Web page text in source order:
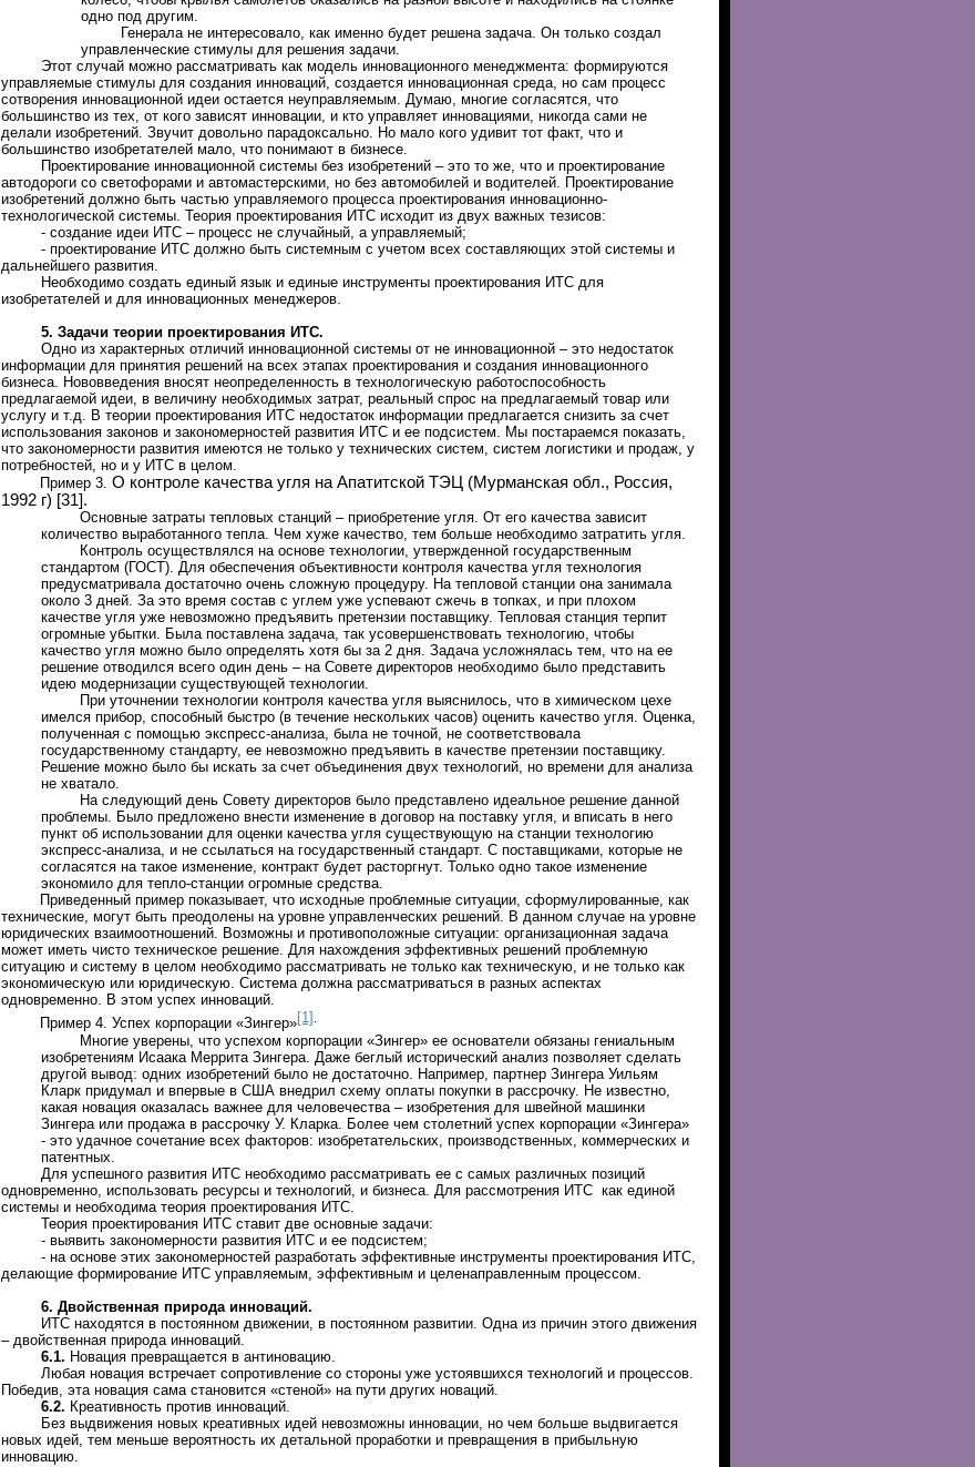
одно под другим.
Генерала не интересовало, как именно будет решена задача. Он только создал
управленческие стимулы для решения задачи.
Этот случай можно рассматривать как модель инновационного менеджмента: формируются
управляемые стимулы для создания инноваций, создается инновационная среда, но сам процесс
сотворения инновационной идеи остается неуправляемым. Думаю, многие согласятся, что
большинство из тех, от кого зависят инновации, и кто управляет инновациями, никогда сами не
делали изобретений. Звучит довольно парадоксально. Но мало кого удивит тот факт, что и
большинство изобретателей мало, что понимают в бизнесе.
Проектирование инновационной системы без изобретений – это то же, что и проектирование
автодороги со светофорами и автомастерскими, но без автомобилей и водителей. Проектирование
изобретений должно быть частью управляемого процесса проектирования инновационно-
технологической системы. Теория проектирования ИТС исходит из двух важных тезисов:
- создание идеи ИТС – процесс не случайный, а управляемый;
- проектирование ИТС должно быть системным с учетом всех составляющих этой системы и
дальнейшего развития.
Необходимо создать единый язык и единые инструменты проектирования ИТС для
изобретателей и для инновационных менеджеров.
5. Задачи теории проектирования ИТС.
Одно из характерных отличий инновационной системы от не инновационной – это недостаток
информации для принятия решений на всех этапах проектирования и создания инновационного
бизнеса. Нововведения вносят неопределенность в технологическую работоспособность
предлагаемой идеи, в величину необходимых затрат, реальный спрос на предлагаемый товар или
услугу и т.д. В теории проектирования ИТС недостаток информации предлагается снизить за счет
использования законов и закономерностей развития ИТС и ее подсистем. Мы постараемся показать,
что закономерности развития имеются не только у технических систем, систем логистики и продаж, у
потребностей, но и у ИТС в целом.
Пример 3.О контроле качества угля на Апатитской ТЭЦ (Мурманская обл., Россия,
1992 г) [31].
Основные затраты тепловых станций – приобретение угля. От его качества зависит
количество выработанного тепла. Чем хуже качество, тем больше необходимо затратить угля.
Контроль осуществлялся на основе технологии, утвержденной государственным
стандартом (ГОСТ). Для обеспечения объективности контроля качества угля технология
предусматривала достаточно очень сложную процедуру. На тепловой станции она занимала
около 3 дней. За это время состав с углем уже успевают сжечь в топках, и при плохом
качестве угля уже невозможно предъявить претензии поставщику. Тепловая станция терпит
огромные убытки. Была поставлена задача, так усовершенствовать технологию, чтобы
качество угля можно было определять хотя бы за 2 дня. Задача усложнялась тем, что на ее
решение отводился всего один день – на Совете директоров необходимо было представить
идею модернизации существующей технологии.
При уточнении технологии контроля качества угля выяснилось, что в химическом цехе
имелся прибор, способный быстро (в течение нескольких часов) оценить качество угля. Оценка,
полученная с помощью экспресс-анализа, была не точной, не соответствовала
государственному стандарту, ее невозможно предъявить в качестве претензии поставщику.
Решение можно было бы искать за счет объединения двух технологий, но времени для анализа
не хватало.
На следующий день Совету директоров было представлено идеальное решение данной
проблемы. Было предложено внести изменение в договор на поставку угля, и вписать в него
пункт об использовании для оценки качества угля существующую на станции технологию
экспресс-анализа, и не ссылаться на государственный стандарт. С поставщиками, которые не
согласятся на такое изменение, контракт будет расторгнут. Только одно такое изменение
экономило для тепло-станции огромные средства.
Приведенный пример показывает, что исходные проблемные ситуации, сформулированные, как
технические, могут быть преодолены на уровне управленческих решений. В данном случае на уровне
юридических взаимоотношений. Возможны и противоположные ситуации: организационная задача
может иметь чисто техническое решение. Для нахождения эффективных решений проблемную
ситуацию и систему в целом необходимо рассматривать не только как техническую, и не только как
экономическую или юридическую. Система должна рассматриваться в разных аспектах
одновременно. В этом успех инноваций.
Пример 4. Успех корпорации «Зингер»[1].
Многие уверены, что успехом корпорации «Зингер» ее основатели обязаны гениальным
изобретениям Исаака Меррита Зингера. Даже беглый исторический анализ позволяет сделать
другой вывод: одних изобретений было не достаточно. Например, партнер Зингера Уильям
Кларк придумал и впервые в США внедрил схему оплаты покупки в рассрочку. Не известно,
какая новация оказалась важнее для человечества – изобретения для швейной машинки
Зингера или продажа в рассрочку У. Кларка. Более чем столетний успех корпорации «Зингера»
- это удачное сочетание всех факторов: изобретательских, производственных, коммерческих и
патентных.
Для успешного развития ИТС необходимо рассматривать ее с самых различных позиций
одновременно, использовать ресурсы и технологий, и бизнеса. Для рассмотрения ИТС как единой
системы и необходима теория проектирования ИТС.
Теория проектирования ИТС ставит две основные задачи:
- выявить закономерности развития ИТС и ее подсистем;
- на основе этих закономерностей разработать эффективные инструменты проектирования ИТС,
делающие формирование ИТС управляемым, эффективным и целенаправленным процессом.
6. Двойственная природа инноваций.
ИТС находятся в постоянном движении, в постоянном развитии. Одна из причин этого движения
– двойственная природа инноваций.
6.1. Новация превращается в антиновацию.
Любая новация встречает сопротивление со стороны уже устоявшихся технологий и процессов.
Победив, эта новация сама становится «стеной» на пути других новаций.
6.2. Креативность против инноваций.
Без выдвижения новых креативных идей невозможны инновации, но чем больше выдвигается
новых идей, тем меньше вероятность их детальной проработки и превращения в прибыльную
инновацию.